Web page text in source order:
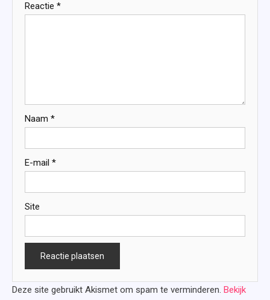
Reactie *
Naam *
E-mail *
Site
Deze site gebruikt Akismet om spam te verminderen. Bekijk